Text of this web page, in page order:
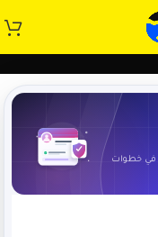
في خطوات